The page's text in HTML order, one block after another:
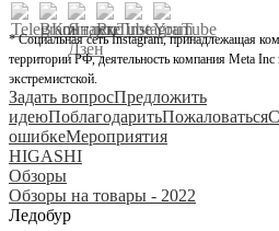
* Социальная сеть Instagram, принадлежащая
территории РФ, деятельность компания Meta
экстремистской.
Задать вопросПредложить
идеюПоблагодаритьПожаловаться
ошибкеМероприятия
HIGASHI
Обзоры
Обзоры на товары - 2022
Ледобур